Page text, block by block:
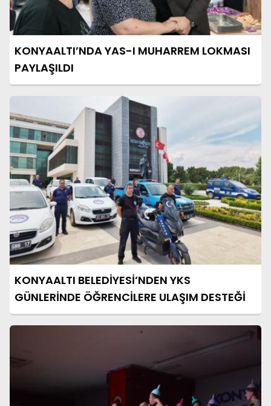
KONYAALTI’NDA YAS-I MUHARREM LOKMASI
PAYLAŞILDI
KONYAALTI BELEDİYESİ’NDEN YKS
GÜNLERİNDE ÖĞRENCİLERE ULAŞIM DESTEĞİ